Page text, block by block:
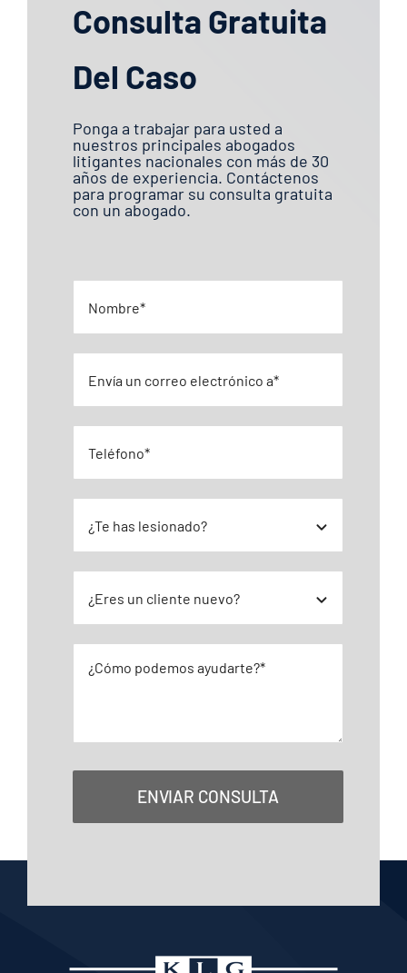
Consulta Gratuita
Del Caso
Ponga a trabajar para usted a
nuestros principales abogados
litigantes nacionales con más de 30
años de experiencia. Contáctenos
para programar su consulta gratuita
con un abogado.
ENVIAR CONSULTA